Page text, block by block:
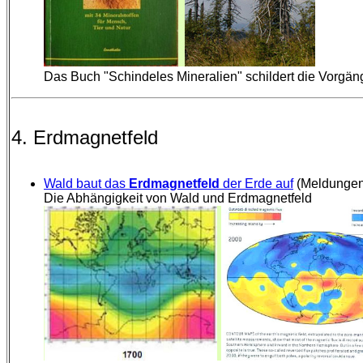
Das Buch "Schindeles Mineralien" schildert die
4. Erdmagnetfeld
Wald baut das Erdmagnetfeld der Erde auf
Die Abhängigkeit von Wald und Erdmagnetfeld